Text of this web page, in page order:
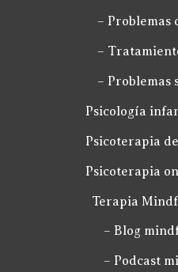
– Problemas
–
– Problemas
Psicología
Psicoterapia
Psicoterapia
Terapia
– Blog
– Podcast